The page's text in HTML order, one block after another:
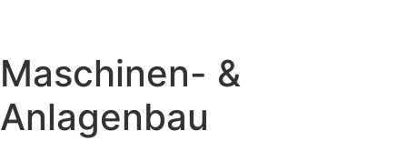
Maschinen- &
Anlagenbau